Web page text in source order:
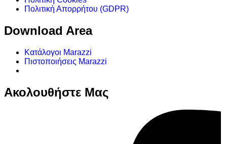
Πολιτική Απορρήτου (GDPR)
Download Area
Κατάλογοι Marazzi
Πιστοποιήσεις Marazzi
Ακολουθήστε Μας